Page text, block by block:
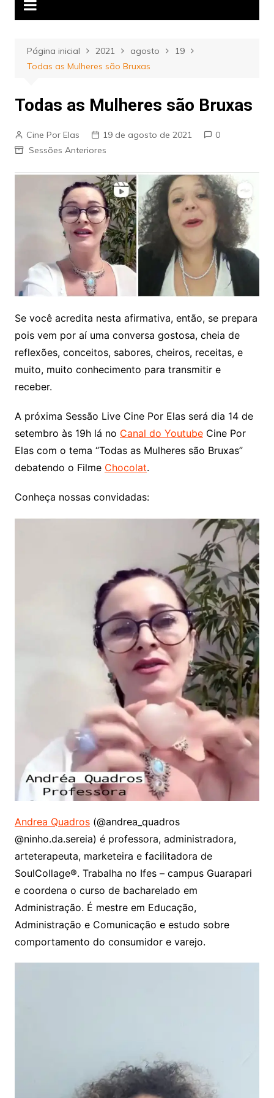
Página inicial 2021 agosto
19
Todas as Mulheres são Bruxas
Todas as Mulheres são Bruxas
Cine Por Elas 19 de agosto de 2021
0
Sessões Anteriores
Se você acredita nesta afirmativa, então, se prepara
pois vem por aí uma conversa gostosa, cheia de
reflexões, conceitos, sabores, cheiros, receitas, e
muito, muito conhecimento para transmitir e
receber.
A próxima Sessão Live Cine Por Elas será dia 14 de
setembro às 19h lá no Canal do YoutubeCine Por
Elas com o tema “Todas as Mulheres são Bruxas”
debatendo o Filme Chocolat.
Conheça nossas convidadas:
Andrea Quadros(@andrea_quadros
@ninho.da.sereia) é professora, administradora,
arteterapeuta, marketeira e facilitadora de
SoulCollage®️. Trabalha no Ifes – campus Guarapari
e coordena o curso de bacharelado em
Administração. É mestre em Educação,
Administração e Comunicação e estudo sobre
comportamento do consumidor e varejo.